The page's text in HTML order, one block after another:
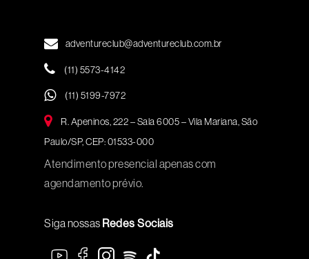
adventureclub@adventureclub.com.br
(11) 5573-4142
(11) 5199-7972
R. Apeninos, 222 – Sala 6005 – Vila Mariana, São
Paulo/SP, CEP: 01533-000
Atendimento presencial apenas com
agendamento prévio.
Siga nossas Redes Sociais